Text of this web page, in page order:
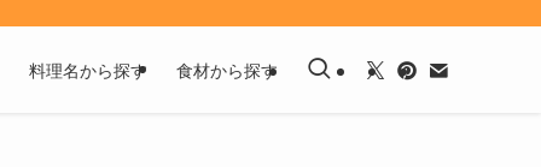
料理名から探す 食材から探す